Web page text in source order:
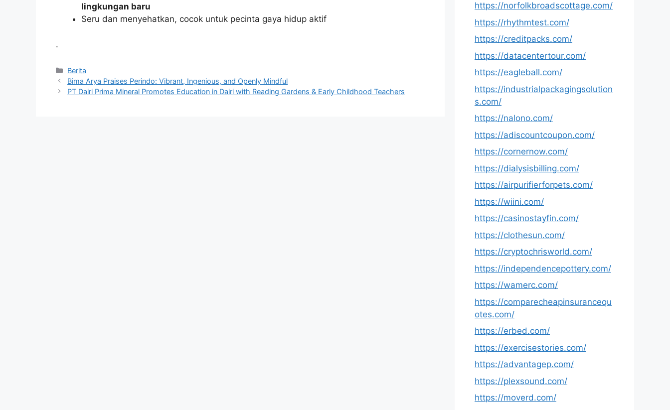
lingkungan baru
Seru dan menyehatkan, cocok untuk pecinta gaya hidup aktif
.
Kategori
Berita
Bima Arya Praises Perindo: Vibrant, Ingenious, and Openly Mindful
PT Dairi Prima Mineral Promotes Education in Dairi with Reading Gardens & Early Childhood Teachers
https://norfolkbroadscottage.com/
https://rhythmtest.com/
https://creditpacks.com/
https://datacentertour.com/
https://eagleball.com/
https://industrialpackagingsolution
s.com/
https://nalono.com/
https://adiscountcoupon.com/
https://cornernow.com/
https://dialysisbilling.com/
https://airpurifierforpets.com/
https://wiini.com/
https://casinostayfin.com/
https://clothesun.com/
https://cryptochrisworld.com/
https://independencepottery.com/
https://wamerc.com/
https://comparecheapinsurancequ
otes.com/
https://erbed.com/
https://exercisestories.com/
https://advantagep.com/
https://plexsound.com/
https://moverd.com/